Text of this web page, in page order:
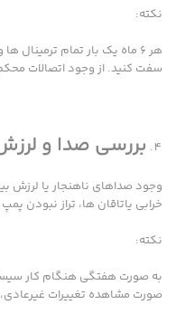
نکته:
هر ۶ ماه یک بار تمام
سفت کنید. از وجود اتصالات
بررسی صدا و
وجود صداهای ناهنجار یا لرزش
خرابی یاتاقان ها، تراز نبودن
نکته:
به صورت هفتگی هنگام کار
صورت مشاهده تغییرات غیرعادی،